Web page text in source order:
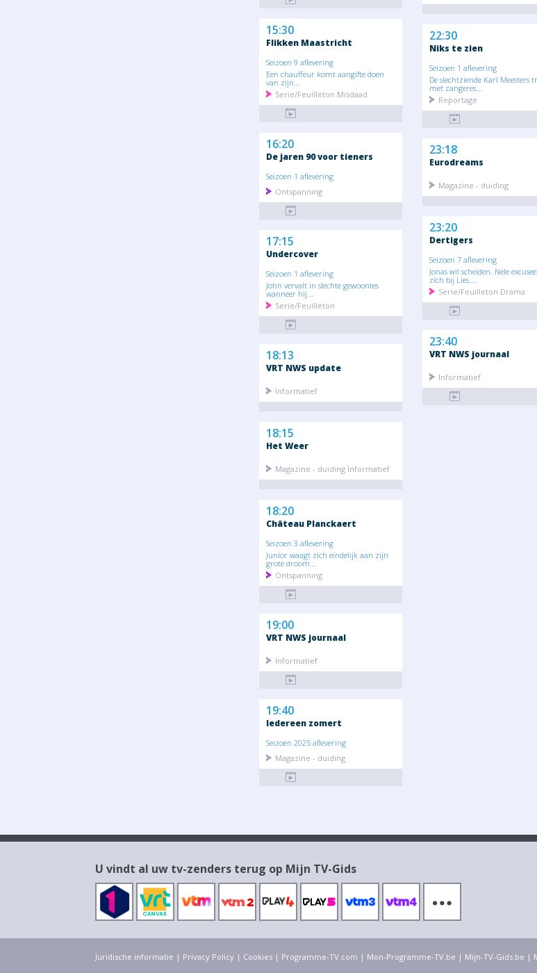
15:30
Flikken Maastricht
Seizoen 9 aflevering
Een chauffeur komt aangifte doen
van zijn...
Serie/Feuilleton Misdaad
16:20
De jaren 90 voor tieners
Seizoen 1 aflevering
Ontspanning
17:15
Undercover
Seizoen 1 aflevering
John vervalt in slechte gewoontes
wanneer hij...
Serie/Feuilleton
18:13
VRT NWS update
Informatief
18:15
Het Weer
Magazine - duiding Informatief
18:20
Château Planckaert
Seizoen 3 aflevering
Junior waagt zich eindelijk aan zijn
grote droom...
Ontspanning
19:00
VRT NWS journaal
Informatief
19:40
Iedereen zomert
Seizoen 2025 aflevering
Magazine - duiding
22:30
Niks te zien
Seizoen 1 aflevering
De slechtziende Karl Meesters
met zangeres...
Reportage
23:18
Eurodreams
Magazine - duiding
23:20
Dertigers
Seizoen 7 aflevering
Jonas wil scheiden. Nele
zich bij Lies....
Serie/Feuilleton Drama
23:40
VRT NWS journaal
Informatief
U vindt al uw tv-zenders terug op Mijn TV-Gids
Juridische informatie | Privacy Policy | Cookies | Programme-TV.com | Mon-Programme-TV.be | Mijn-TV-Gids.be |